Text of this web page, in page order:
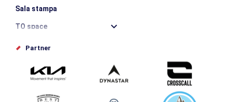
Sala stampa
TO space
Offices de tourisme
Inviate il vostro evento
Service groupes et séminaires
Partner